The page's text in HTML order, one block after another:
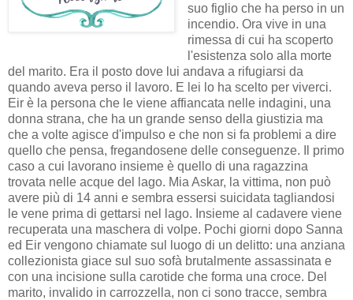
suo figlio che ha perso in un
incendio. Ora vive in una
rimessa di cui ha scoperto
l'esistenza solo alla morte
del marito. Era il posto dove lui andava a rifugiarsi da
quando aveva perso il lavoro. E lei lo ha scelto per viverci.
Eir è la persona che le viene affiancata nelle indagini, una
donna strana, che ha un grande senso della giustizia ma
che a volte agisce d'impulso e che non si fa problemi a dire
quello che pensa, fregandosene delle conseguenze. Il primo
caso a cui lavorano insieme è quello di una ragazzina
trovata nelle acque del lago. Mia Askar, la vittima, non può
avere più di 14 anni e sembra essersi suicidata tagliandosi
le vene prima di gettarsi nel lago. Insieme al cadavere viene
recuperata una maschera di volpe. Pochi giorni dopo Sanna
ed Eir vengono chiamate sul luogo di un delitto: una anziana
collezionista giace sul suo sofà brutalmente assassinata e
con una incisione sulla carotide che forma una croce. Del
marito, invalido in carrozzella, non ci sono tracce, sembra